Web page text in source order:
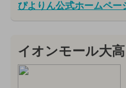
ぴよりん公式ホームペー
イオンモール大高